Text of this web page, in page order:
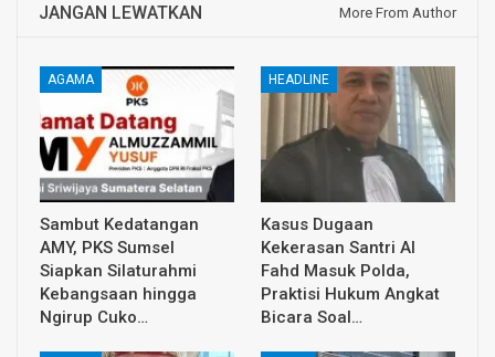
JANGAN LEWATKAN More From Author
AGAMA
Sambut Kedatangan
AMY, PKS Sumsel
Siapkan Silaturahmi
Kebangsaan hingga
Ngirup Cuko…
HEADLINE
Kasus Dugaan
Kekerasan Santri Al
Fahd Masuk Polda,
Praktisi Hukum Angkat
Bicara Soal…